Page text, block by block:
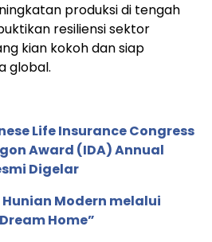
produksi di tengah
resiliensi sektor
kian kokoh dan siap
global.
Life Insurance Congress
Award (IDA) Annual
Digelar
Modern melalui
Home”